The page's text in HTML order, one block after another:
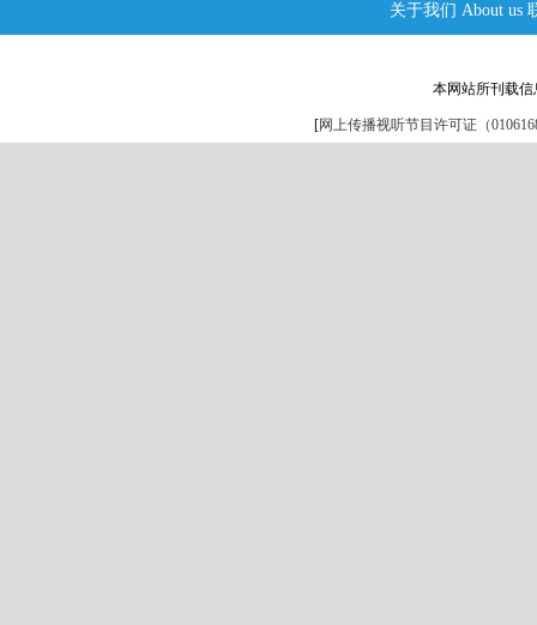
关于我们 About us
本网站所刊载
[网上传播视听节目许可证（